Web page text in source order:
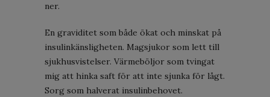
ner.
En graviditet som både ökat och minskat på
insulinkänsligheten. Magsjukor som lett till
sjukhusvistelser. Värmeböljor som tvingat
mig att hinka saft för att inte sjunka för lågt.
Sorg som halverat insulinbehovet.